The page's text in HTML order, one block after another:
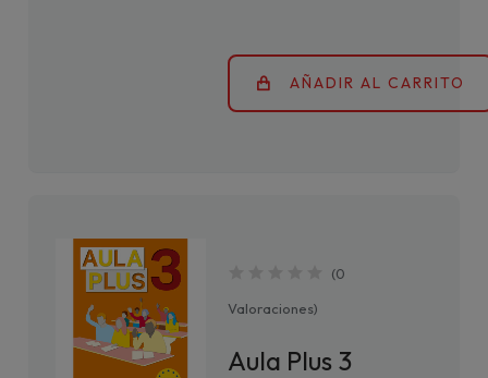
AÑADIR AL CARRITO
(0
Valoraciones)
Aula Plus 3